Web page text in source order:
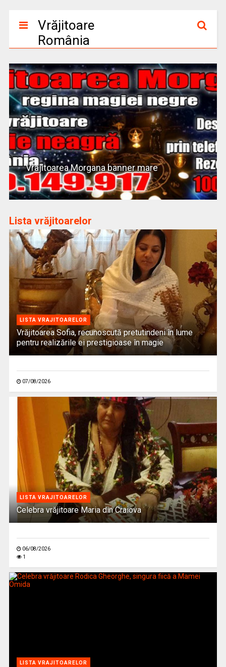
Vrăjitoare
România
Vrajitoarea Morgana banner mare
Lista vrăjitoarelor
LISTA VRAJITOARELOR
Vrăjitoarea Sofia, recunoscută pretutindeni în lume
pentru realizările ei prestigioase în magie
07/08/2026
LISTA VRAJITOARELOR
Celebra vrăjitoare Maria din Craiova
06/08/2026
1
LISTA VRAJITOARELOR